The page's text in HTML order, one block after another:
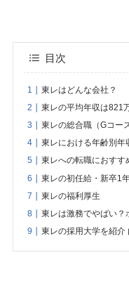
目次
東レはどんな会社？
東レの平均年収は821
東レの総合職（Gコー
東レにおける年齢別年
東レへの転職におすす
東レの初任給・新卒1
東レの福利厚生
東レは激務でやばい？
東レの採用大学を紹介